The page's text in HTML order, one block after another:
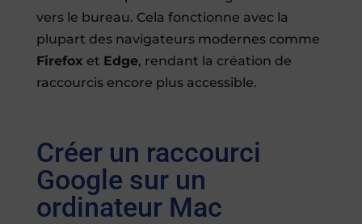
vers le bureau. Cela fonctionne avec la
plupart des navigateurs modernes comme
Firefox et Edge, rendant la création de
raccourcis encore plus accessible.
Créer un raccourci
Google sur un
ordinateur Mac